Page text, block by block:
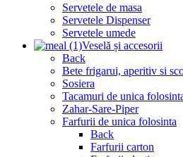
Servetele de masa
Servetele Dispenser
Servetele umede
Veselă și accesorii
Back
Bete frigarui, aperitiv si
Sosiera
Tacamuri de unica
Zahar-Sare-Piper
Farfurii de unica folosinta
Back
Farfurii carton